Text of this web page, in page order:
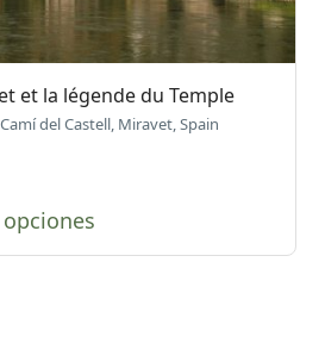
et la légende du Temple
del Castell, Miravet, Spain